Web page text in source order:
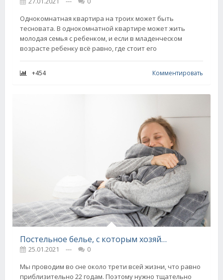
Однокомнатная квартира на троих может быть
тесновата. В однокомнатной квартире может жить
молодая семья с ребенком, и если в младенческом
возрасте ребенку всё равно, где стоит его
+454 Комментировать
Постельное белье, с которым хозяйки освобождаются от глажки простыней и пододеяльников навсегда
25.01.2021 ---
0
Мы проводим во сне около трети всей жизни, что равно
приблизительно 22 годам. Поэтому нужно тщательно